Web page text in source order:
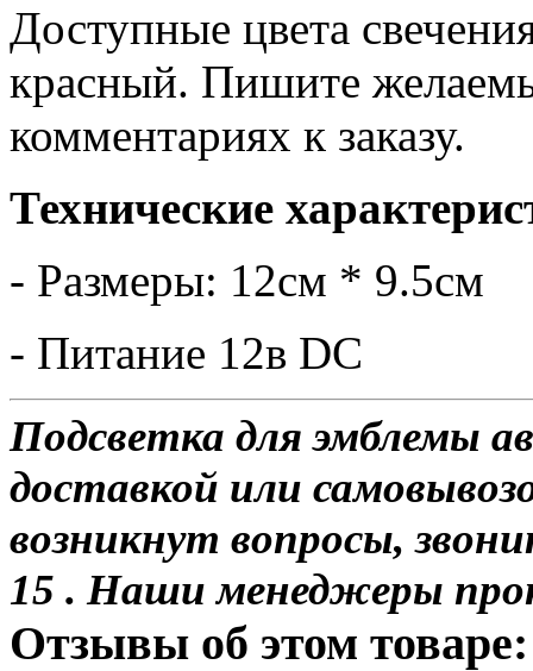
Доступные цвета
красный. Пишите
комментариях к заказу.
Технические
- Размеры: 12см * 9.5см
- Питание 12в DC
Подсветка для эмблемы
доставкой или
возникнут вопросы,
15 . Наши менеджеры
Отзывы об этом товаре: